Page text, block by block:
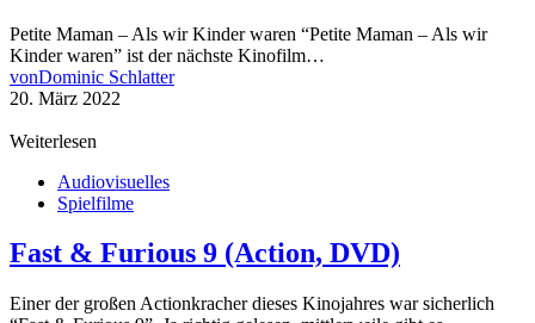
Petite Maman – Als wir Kinder waren “Petite Maman – Als wir
Kinder waren” ist der nächste Kinofilm…
vonDominic Schlatter
20. März 2022
Weiterlesen
Audiovisuelles
Spielfilme
Fast & Furious 9 (Action, DVD)
Einer der großen Actionkracher dieses Kinojahres war sicherlich